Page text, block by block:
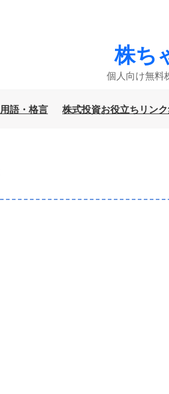
株ち
個人向け無料
用語・格言 株式投資お役立ちリン